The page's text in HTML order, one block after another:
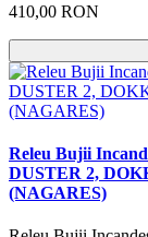
410,00 RON
Releu Bujii
DUSTER 2,
(NAGARES)